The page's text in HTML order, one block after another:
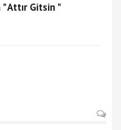
Attır Gitsin "